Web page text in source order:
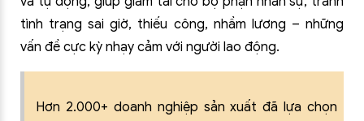
tình trạng sai giờ, thiếu công, nhầm lương – những
vấn đề cực kỳ nhạy cảm với người lao động.
Hơn 2.000+ doanh nghiệp sản xuất đã lựa chọn